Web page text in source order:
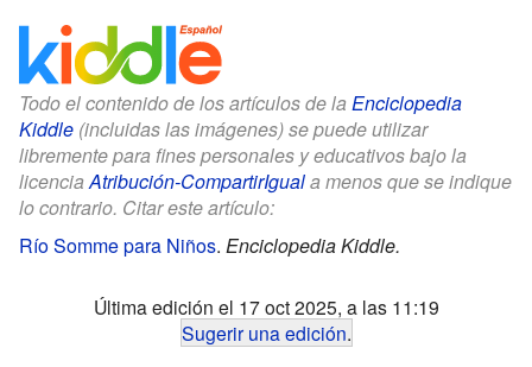
Todo el contenido de los artículos de la Enciclopedia
Kiddle (incluidas las imágenes) se puede utilizar
libremente para fines personales y educativos bajo la
licenciaAtribución-CompartirIguala menos que se indique
lo contrario. Citar este artículo:
Río Somme para Niños. Enciclopedia Kiddle.
Última edición el 17 oct 2025, a las 11:19
Sugerir una edición.